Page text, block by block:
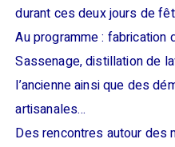
durant ces deux jours de
Au programme : fabrication
Sassenage, distillation de
l’ancienne ainsi que des
artisanales…
Des rencontres autour des